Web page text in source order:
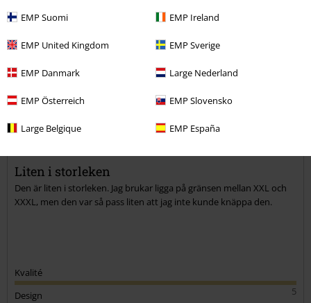
EMP Suomi EMP Ireland
EMP United Kingdom EMP Sverige
EMP Danmark Large Nederland
EMP Österreich EMP Slovensko
Large Belgique EMP España
Kommentar
Skicka kommentar
Din längd i meter (t.ex. 1,73): 1.83
Liten i storleken
Den är liten i storleken. Jag brukar ligga på gränsen mellan XXL och
XXXL, men den var så pass liten att jag inte kunde knäppa den.
Kvalité
5
Design